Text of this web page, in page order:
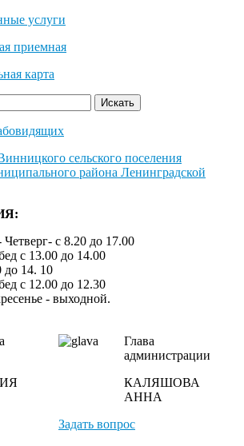
услуги
приемная
карта
Искать
с 8.20 до 17.00
с 13.00 до 14.00
до 14. 10
с 12.00 до 12.30
- выходной.
Глава
администрации
КАЛЯШОВА
АННА
Задать вопрос